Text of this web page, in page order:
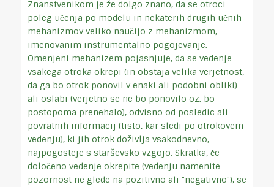
Znanstvenikom je že dolgo znano, da se otroci
poleg učenja po modelu in nekaterih drugih učnih
mehanizmov veliko naučijo z mehanizmom,
imenovanim instrumentalno pogojevanje.
Omenjeni mehanizem pojasnjuje, da se vedenje
vsakega otroka okrepi (in obstaja velika verjetnost,
da ga bo otrok ponovil v enaki ali podobni obliki)
ali oslabi (verjetno se ne bo ponovilo oz. bo
postopoma prenehalo), odvisno od posledic ali
povratnih informacij (tisto, kar sledi po otrokovem
vedenju), ki jih otrok doživlja vsakodnevno,
najpogosteje s starševsko vzgojo. Skratka, če
določeno vedenje okrepite (vedenju namenite
pozornost ne glede na pozitivno ali "negativno"), se